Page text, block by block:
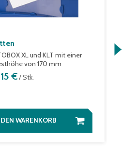
XL und KLT mit einer
von 170 mm
€/ Stk.
WARENKORB